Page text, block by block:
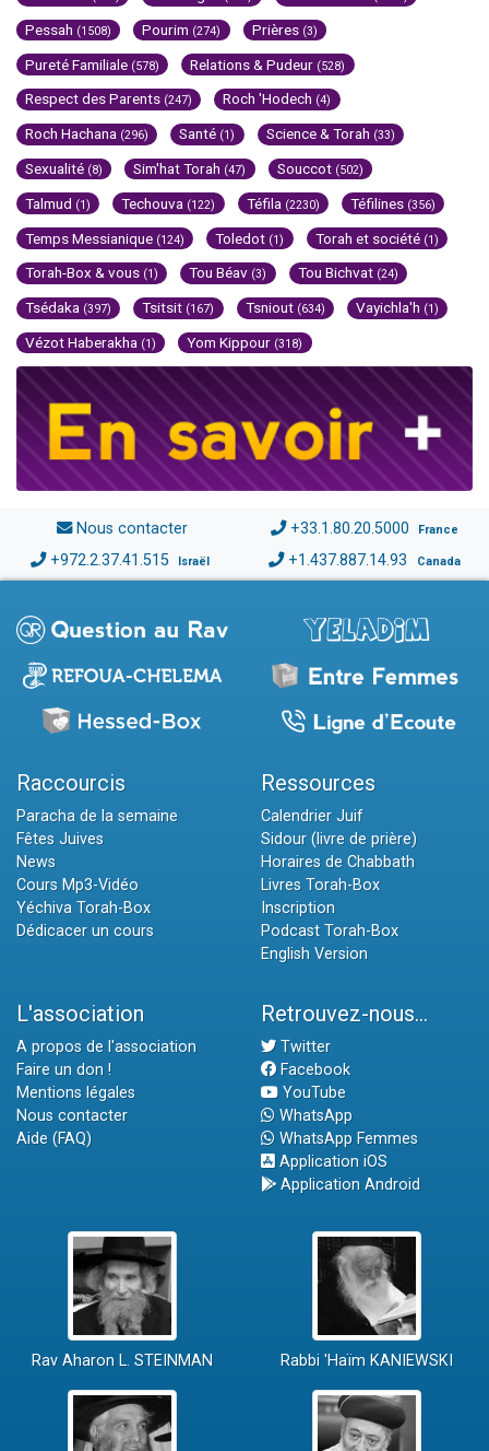
Pessah (1508) Pourim (274) Prières (3)
Pureté Familiale (578) Relations & Pudeur (528)
Respect des Parents (247) Roch 'Hodech (4)
Roch Hachana (296) Santé (1) Science & Torah (33)
Sexualité (8) Sim'hat Torah (47) Souccot (502)
Talmud (1) Techouva (122) Téfila (2230) Téfilines (356)
Temps Messianique (124) Toledot (1) Torah et société (1)
Torah-Box & vous (1) Tou Béav (3) Tou Bichvat (24)
Tsédaka (397) Tsitsit (167) Tsniout (634) Vayichla'h (1)
Vézot Haberakha (1) Yom Kippour (318)
Nous contacter +33.1.80.20.5000 France
+972.2.37.41.515 Israël +1.437.887.14.93 Canada
Raccourcis
Paracha de la semaine
Fêtes Juives
News
Cours Mp3-Vidéo
Yéchiva Torah-Box
Dédicacer un cours
Ressources
Calendrier Juif
Sidour (livre de prière)
Horaires de Chabbath
Livres Torah-Box
Inscription
Podcast Torah-Box
English Version
L'association
A propos de l'association
Faire un don !
Mentions légales
Nous contacter
Aide (FAQ)
Retrouvez-nous...
Twitter
Facebook
YouTube
WhatsApp
WhatsApp Femmes
Application iOS
Application Android
Rav Aharon L. STEINMAN Rabbi 'Haïm KANIEWSKI